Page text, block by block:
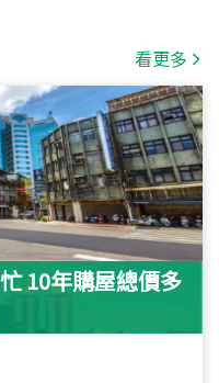
看更多
10年購屋總價多